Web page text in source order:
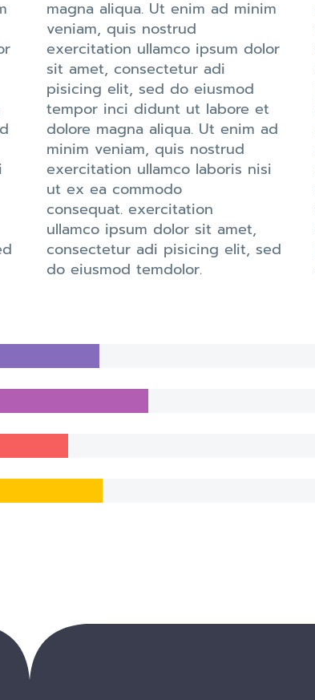
magna aliqua. Ut enim ad minim
veniam, quis nostrud
exercitation ullamco ipsum dolor
sit amet, consectetur adi
pisicing elit, sed do eiusmod
tempor inci didunt ut labore et
dolore magna aliqua. Ut enim ad
minim veniam, quis nostrud
exercitation ullamco laboris nisi
ut ex ea commodo
consequat. exercitation
ullamco ipsum dolor sit amet,
consectetur adi pisicing elit, sed
do eiusmod temdolor.